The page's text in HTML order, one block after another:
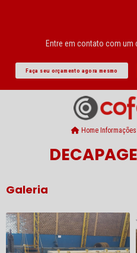
Entre em contato com
Faça seu orçamento agora mesmo
Home Informações
Galeria